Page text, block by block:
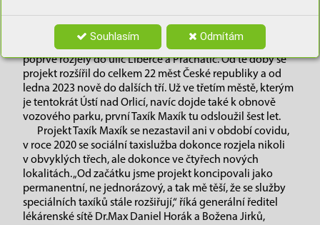
Souhlasím Odmítám
L evně a bezpečně k lékaři, na úřad, ale i za kulturou
nebo na setkání s přáteli. Taxíky Maxíky vozí
seniory a handicapované od roku 2016, kdy se
poprvé rozjely do ulic Liberce a Prachatic. Od té doby se
projekt rozšířil do celkem 22 měst České republiky a od
ledna 2023 nově do dalších tří. Už ve třetím městě, kterým
je tentokrát Ústí nad Orlicí, navíc dojde také k obnově
vozového parku, první Taxík Maxík tu odsloužil šest let.
Projekt Taxík Maxík se nezastavil ani v období covidu,
v roce 2020 se sociální taxislužba dokonce rozjela nikoli
v obvyklých třech, ale dokonce ve čtyřech nových
lokalitách. „Od začátku jsme projekt koncipovali jako
permanentní, ne jednorázový, a tak mě těší, že se služby
speciálních taxíků stále rozšiřují,“ říká generální ředitel
lékárenské sítě Dr.Max Daniel Horák a Božena Jirků,